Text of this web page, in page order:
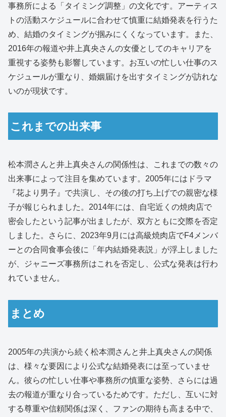
事務所による「タイミング調整」の文化です。アーティス
トの活動スケジュールに合わせて慎重に結婚発表を行うた
め、結婚のタイミングが掴みにくくなっています。また、
2016年の報道や井上真央さんの女優としてのキャリアを
重視する姿勢も影響しています。お互いの忙しい仕事のス
ケジュールが重なり、婚姻届けを出すタイミングが訪れな
いのが現状です。
これまでの出来事
松本潤さんと井上真央さんの関係性は、これまでの数々の
出来事によって注目を集めています。2005年にはドラマ
『花より男子』で共演し、その後の打ち上げでの親密な様
子が報じられました。2014年には、自宅近くの焼肉店で
密会したという記事が出ましたが、双方ともに交際を否定
しました。さらに、2023年9月には高級焼肉店でF4メンバ
ーとの合同食事会後に「年内結婚発表説」が浮上しました
が、ジャニーズ事務所はこれを否定し、公式な発表は行わ
れていません。
まとめ
2005年の共演から続く松本潤さんと井上真央さんの関係
は、様々な要因により公式な結婚発表には至っていませ
ん。彼らの忙しい仕事や事務所の慎重な姿勢、さらには過
去の報道が重なり合っているためです。ただし、互いに対
する尊重や信頼関係は深く、ファンの期待も高まる中で、